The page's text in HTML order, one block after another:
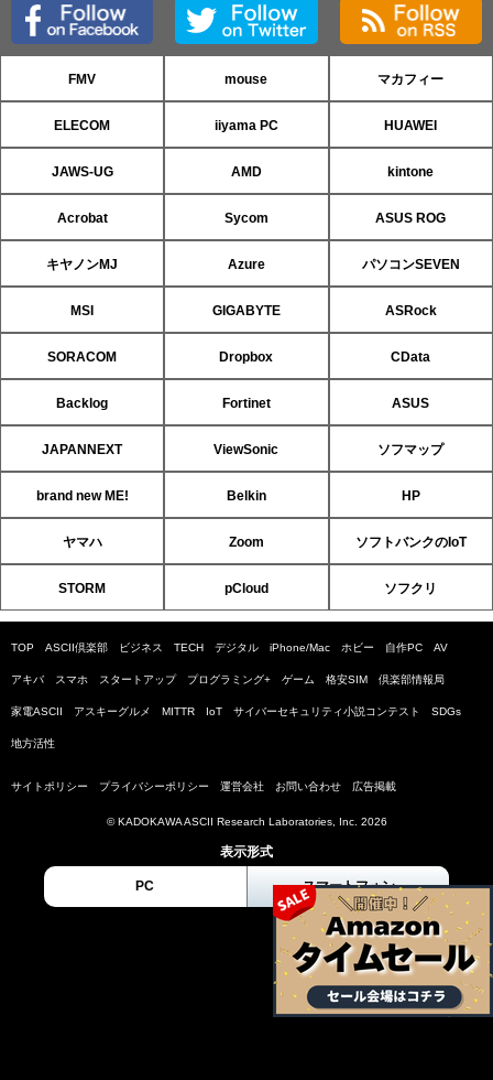
FMV mouse マカフィー
ELECOM iiyama PC HUAWEI
JAWS-UG AMD kintone
Acrobat Sycom ASUS ROG
キヤノンMJ Azure パソコンSEVEN
MSI GIGABYTE ASRock
SORACOM Dropbox CData
Backlog Fortinet ASUS
JAPANNEXT ViewSonic ソフマップ
brand new ME! Belkin HP
ヤマハ Zoom ソフトバンクのIoT
STORM pCloud ソフクリ
TOP ASCII倶楽部 ビジネス TECH デジタル iPhone/Mac ホビー 自作PC AV
アキバ スマホ スタートアップ プログラミング+ ゲーム 格安SIM 倶楽部情報局
家電ASCII アスキーグルメ MITTR IoT サイバーセキュリティ小説コンテスト SDGs
地方活性
サイトポリシー プライバシーポリシー 運営会社 お問い合わせ 広告掲載
© KADOKAWA ASCII Research Laboratories, Inc. 2026
表示形式
PC スマートフォン